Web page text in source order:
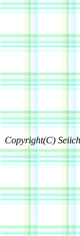
Copyright(C)